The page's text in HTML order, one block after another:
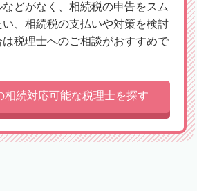
どがなく、相続税の申告をスム
、相続税の支払いや対策を検討
は税理士へのご相談がおすすめで
相続対応可能な税理士を探す